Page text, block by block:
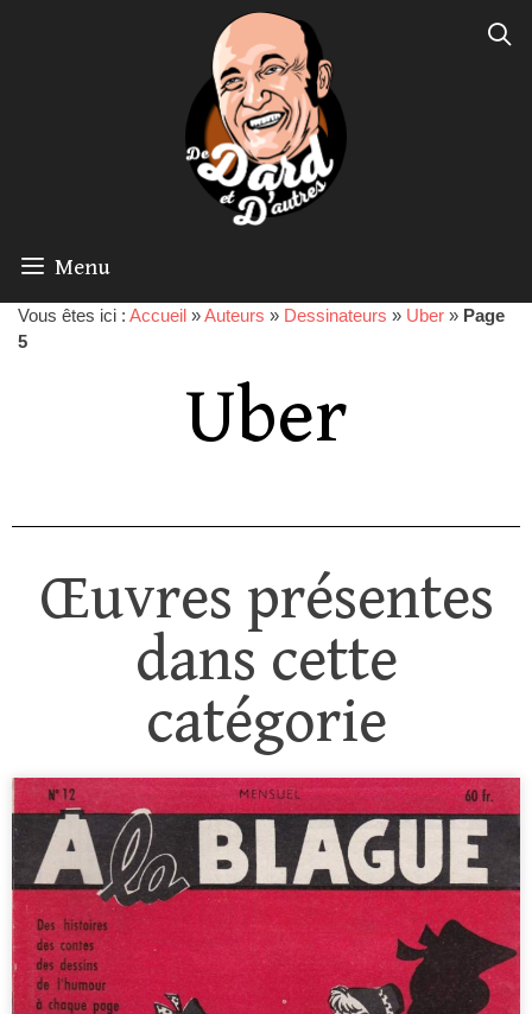
Menu
Vous êtes ici : Accueil »Auteurs » Dessinateurs » Uber » Page
5
Uber
Œuvres présentes
dans cette
catégorie